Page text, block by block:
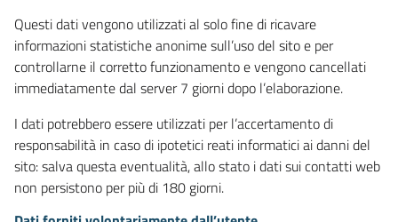
Questi dati vengono utilizzati al solo fine di ricavare
informazioni statistiche anonime sull’uso del sito e per
controllarne il corretto funzionamento e vengono cancellati
immediatamente dal server 7 giorni dopo l’elaborazione.
I dati potrebbero essere utilizzati per l’accertamento di
responsabilità in caso di ipotetici reati informatici ai danni del
sito: salva questa eventualità, allo stato i dati sui contatti web
non persistono per più di 180 giorni.